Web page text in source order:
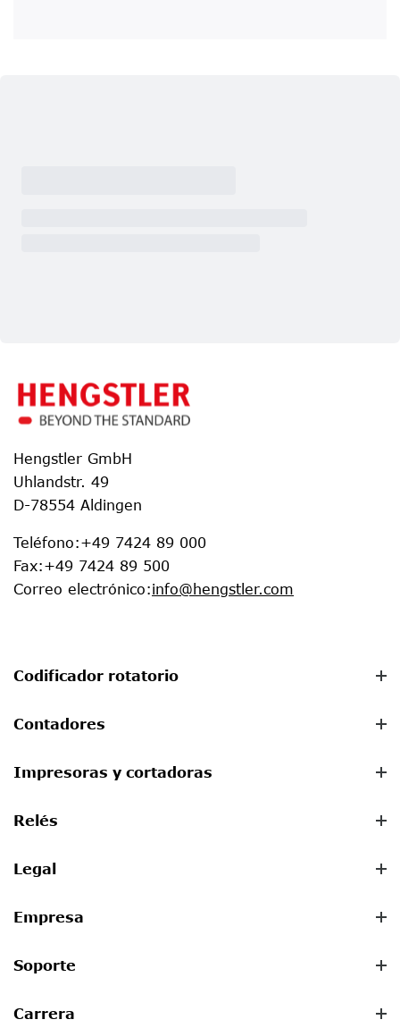
Hengstler GmbH
Uhlandstr. 49
D-78554 Aldingen
Teléfono:+49 7424 89 000
Fax:+49 7424 89 500
Correo electrónico:info@hengstler.com
Codificador rotatorio
Contadores
Impresoras y cortadoras
Relés
Legal
Empresa
Soporte
Carrera